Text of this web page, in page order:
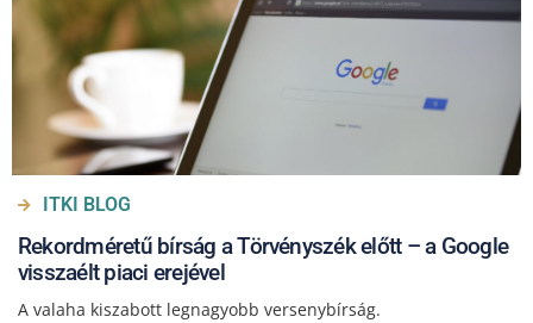
ITKI BLOG
Rekordméretű bírság a Törvényszék előtt – a Google
visszaélt piaci erejével
A valaha kiszabott legnagyobb versenybírság.